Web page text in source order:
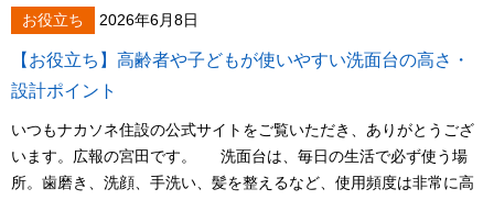
お役立ち 2026年6月8日
【お役立ち】高齢者や子どもが使いやすい洗面台の高さ・
設計ポイント
いつもナカソネ住設の公式サイトをご覧いただき、ありがとうござ
います。広報の宮田です。 洗面台は、毎日の生活で必ず使う場
所。歯磨き、洗顔、手洗い、髪を整えるなど、使用頻度は非常に高